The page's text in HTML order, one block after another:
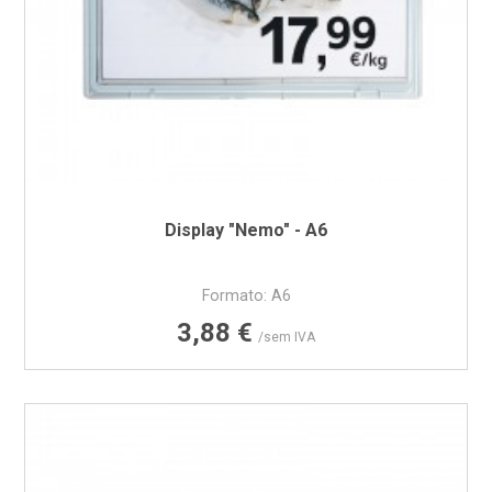
Display "Nemo" - A6
Formato: A6
Preço
3,88 € /sem IVA